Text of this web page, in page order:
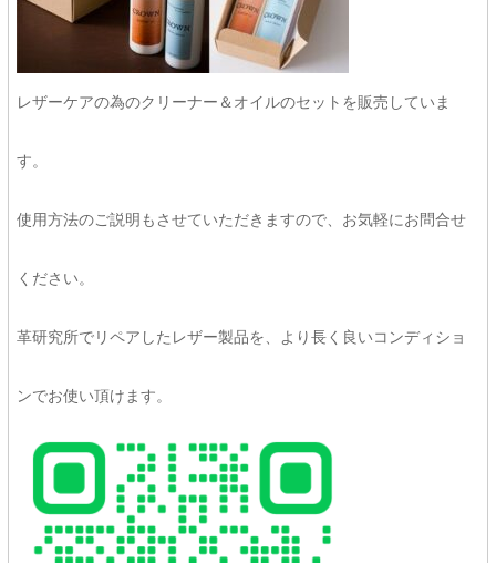
レザーケアの為のクリーナー＆オイルのセットを販売していま
す。
使用方法のご説明もさせていただきますので、お気軽にお問合せ
ください。
革研究所でリペアしたレザー製品を、より長く良いコンディショ
ンでお使い頂けます。